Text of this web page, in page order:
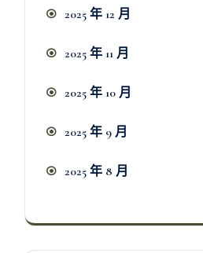
2025 年 12 月
2025 年 11 月
2025 年 10 月
2025 年 9 月
2025 年 8 月